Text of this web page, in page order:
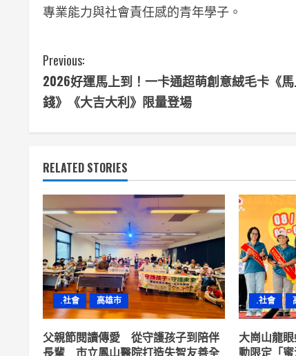
專業能力與社會責任感的青年學子。
C
o
i
n
u
e
R
e
Previous:
2026好運馬上到！一卡通超萌創意絨毛卡《
錢》《大吉大利》限量登場
RELATED STORIES
.社會 高雄市
父親節閱讀傳愛 從守護孩子到陪伴
長輩 市立鳳山醫院打造失智友善全
.社會
大崗山龍
動限定「